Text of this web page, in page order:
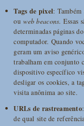
Tags de pixel:
ouweb beacons. Essas
determinadas páginas
computador. Quando
geram um aviso
trabalham em conjunto
dispositivo específico
desligar os cookies, a
visita anônima ao site.
URLs de rastreamento
de qual site de